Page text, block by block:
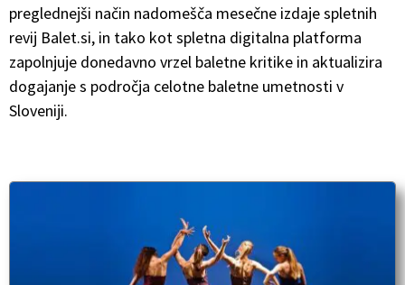
preglednejši način nadomešča mesečne izdaje spletnih
revij Balet.si, in tako kot spletna digitalna platforma
zapolnjuje donedavno vrzel baletne kritike in aktualizira
dogajanje s področja celotne baletne umetnosti v
Sloveniji.